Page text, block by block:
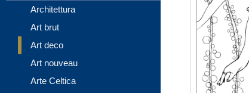
Architettura
Art brut
Art deco
Art nouveau
Arte Celtica